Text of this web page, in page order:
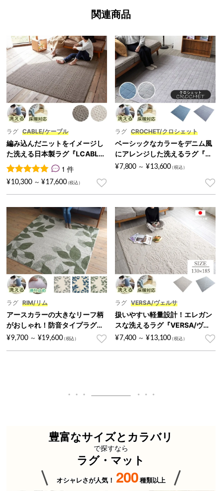
関連商品
ラグ CABLE/ケーブル
編み込んだニットをイメージし
た洗える日本製ラグ『LCABLE/
ケーブル』
1
件の利用者評価に基づく5段階評価のうち、
1 件
¥10,300 ～ ¥17,600
ラグ CROCHET/クロシェット
ベーシックなカラーをデニム風
にアレンジした洗えるラグ『CR
OCHET/クロシェット』
¥ 7,800 ～ ¥13,600
ラグ RIM/リム
アースカラーの大きなリーフ柄
がおしゃれ！防音タイプラグ
『RIM/リム』
¥9,700 ～ ¥19,600
ラグ VERSA/ヴェルサ
扱いやすい軽量設計！エレガン
スな洗えるラグ『VERSA/ヴェ
ルサ』
¥7,400 ～ ¥13,100
豊富なサイズとカラバリ
で探すなら
ラグ・マット
オシャレさが人気！ 200 種類以上